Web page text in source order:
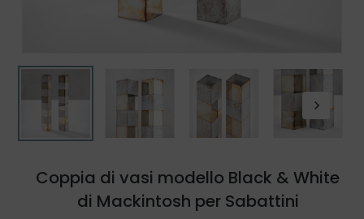
Coppia di vasi modello Black & White
di Mackintosh per Sabattini